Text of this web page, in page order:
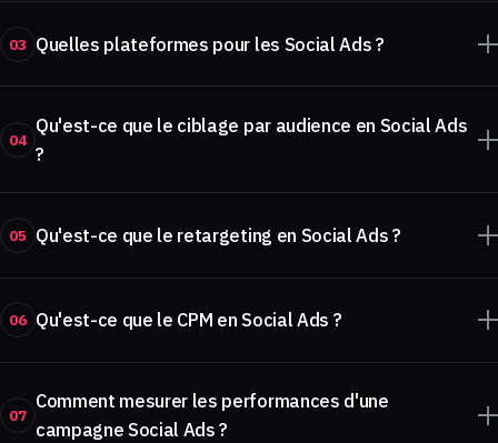
03 Quelles plateformes pour les Social Ads ?
04
Qu'est-ce que le ciblage par audience en Social Ads
?
05 Qu'est-ce que le retargeting en Social Ads ?
06 Qu'est-ce que le CPM en Social Ads ?
07
Comment mesurer les performances d'une
campagne Social Ads ?